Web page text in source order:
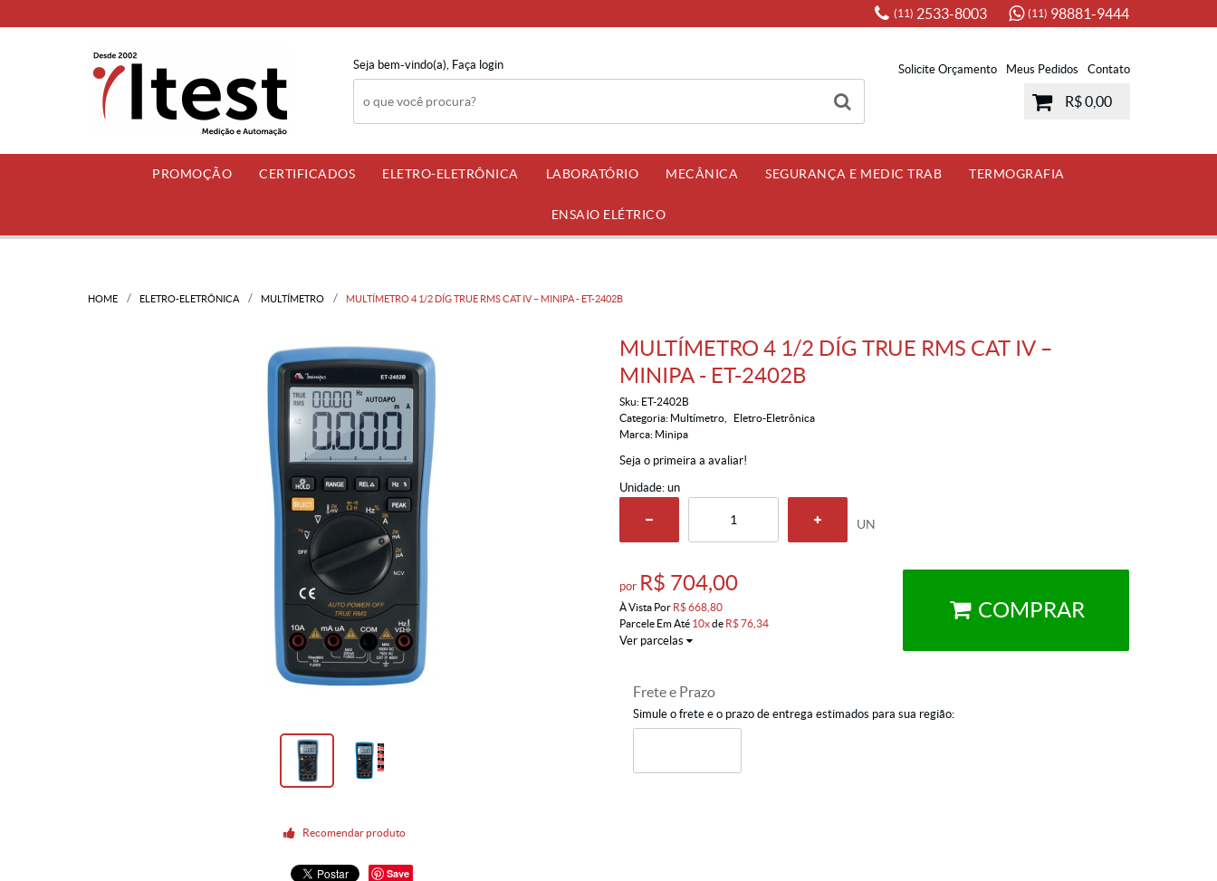
(11) 2533-8003 (11) 98881-9444
Seja bem-vindo(a), Faça login Solicite Orçamento Meus Pedidos Contato
R$ 0,00
PROMOÇÃO CERTIFICADOS ELETRO-ELETRÔNICA LABORATÓRIO MECÂNICA SEGURANÇA E MEDIC TRAB TERMOGRAFIA
ENSAIO ELÉTRICO
HOME ELETRO-ELETRÔNICA MULTÍMETRO MULTÍMETRO 4 1/2 DÍG TRUE RMS CAT IV – MINIPA - ET-2402B
Recomendar produto
Save
MULTÍMETRO 4 1/2 DÍG TRUE RMS CAT IV –
MINIPA - ET-2402B
Sku: ET-2402B
Categoria: Multímetro
Eletro-Eletrônica
Marca: Minipa
Seja o primeira a avaliar!
Unidade: un
UN
por R$ 704,00
À Vista Por R$ 668,80
Parcele Em Até 10xde R$ 76,34
Ver parcelas
COMPRAR
Frete e Prazo
Simule o frete e o prazo de entrega estimados para sua região: